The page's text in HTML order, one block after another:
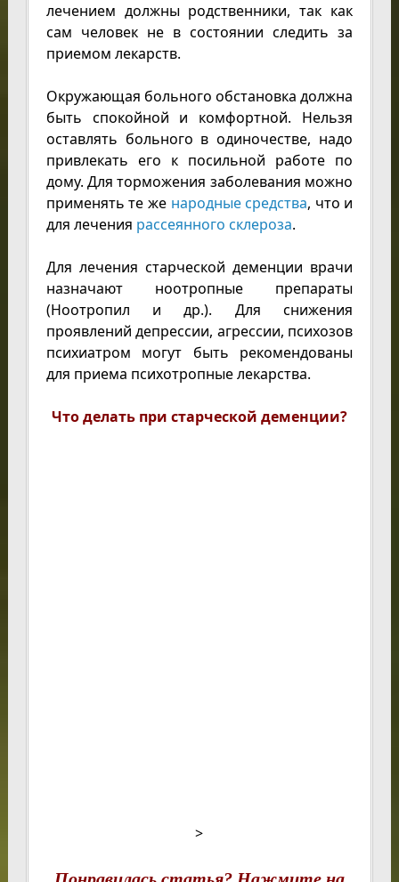
лечением должны родственники, так как
сам человек не в состоянии следить за
приемом лекарств.
Окружающая больного обстановка должна
быть спокойной и комфортной. Нельзя
оставлять больного в одиночестве, надо
привлекать его к посильной работе по
дому. Для торможения заболевания можно
применять те же народные средства, что и
для лечения рассеянного склероза.
Для лечения старческой деменции врачи
назначают ноотропные препараты
(Ноотропил и др.). Для снижения
проявлений депрессии, агрессии, психозов
психиатром могут быть рекомендованы
для приема психотропные лекарства.
Что делать при старческой деменции?
>